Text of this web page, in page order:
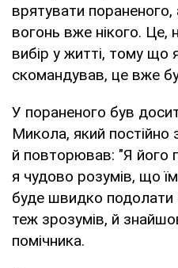
врятувати пораненого,
вогонь вже нікого. Це,
вибір у житті, тому що
скомандував, це вже
У пораненого був
Микола, який постійно
й повторював: "Я його
я чудово розумів, що
буде швидко подолати
теж зрозумів, й
помічника.